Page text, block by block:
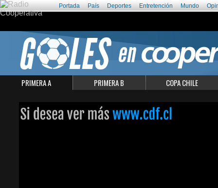
Portada País Deportes Entretención Mundo
PRIMERA A PRIMERA B COPA CHILE